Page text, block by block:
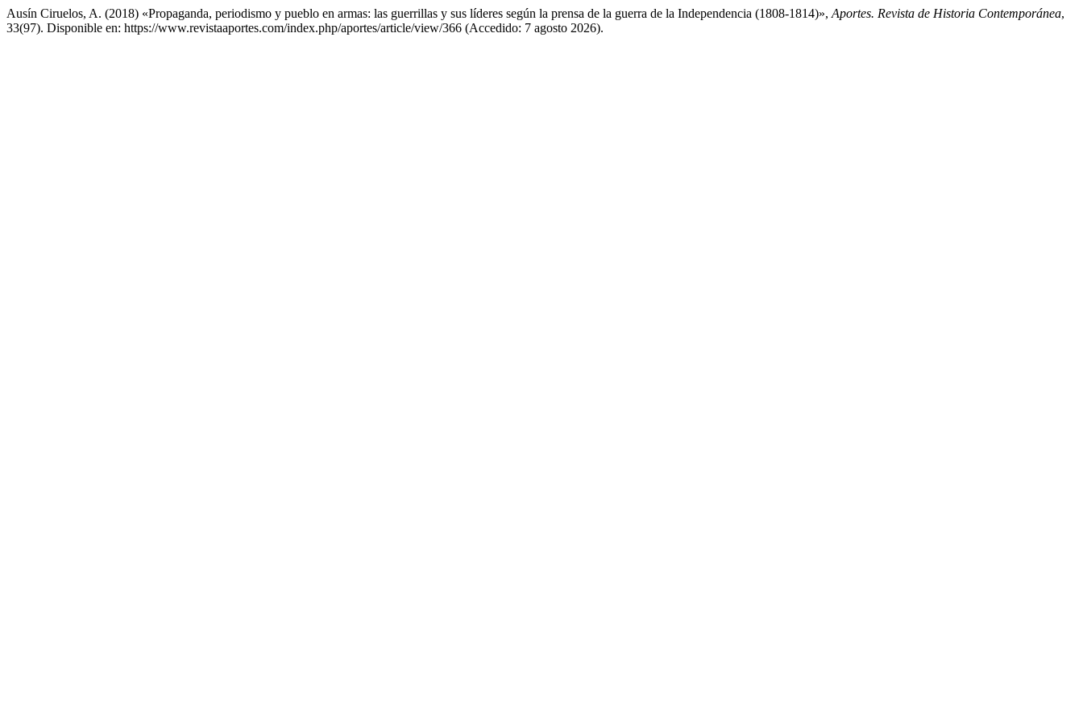
Ausín Ciruelos, A. (2018) «Propaganda, periodismo y pueblo en armas: las guerrillas y sus líderes según la prensa de la guerra de la Independencia (1808-1814)», Aportes. Revista de Historia Contemporánea,
33(97). Disponible en: https://www.revistaaportes.com/index.php/aportes/article/view/366 (Accedido: 7 agosto 2026).